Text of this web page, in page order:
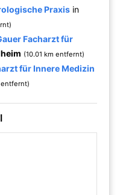
Praxis in
Facharzt für
(10.01 km entfernt)
für Innere Medizin